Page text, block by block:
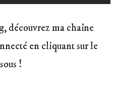
découvrez ma chaîne
en cliquant sur le
!